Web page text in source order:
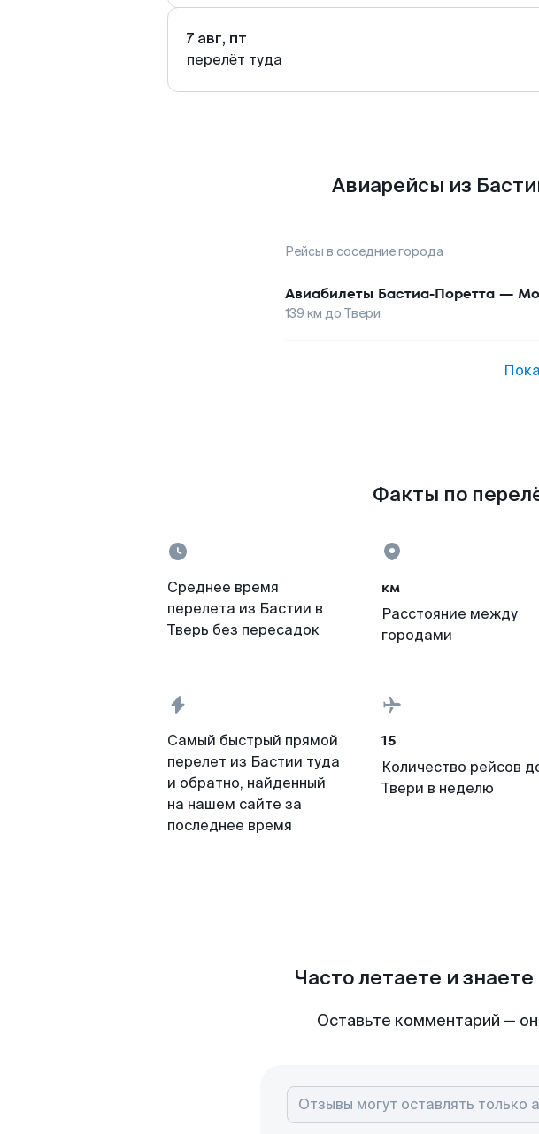
7 авг, пт
перелёт туда
Авиарейсы из
Рейсы в соседние города
Авиабилеты Бастиа-Поретта —
139 км до Твери
Факты по
Среднее время
перелета из Бастии в
Тверь без пересадок
км
Расстояние между
городами
Самый быстрый прямой
перелет из Бастии туда
и обратно, найденный
на нашем сайте за
последнее время
15
Количество рейсов
Твери в неделю
Часто летаете и
Оставьте комментарий —